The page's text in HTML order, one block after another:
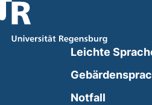
Leichte
Notfall